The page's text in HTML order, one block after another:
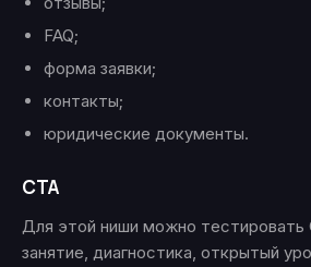
FAQ;
форма заявки;
контакты;
юридические документы.
CTA
Для этой ниши можно тестировать
занятие, диагностика, открытый